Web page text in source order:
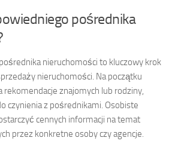
pośrednika
nieruchomości to kluczowy krok
nieruchomości. Na początku
znajomych lub rodziny,
czynienia z pośrednikami. Osobiste
cennych informacji na temat
przez konkretne osoby czy agencje.